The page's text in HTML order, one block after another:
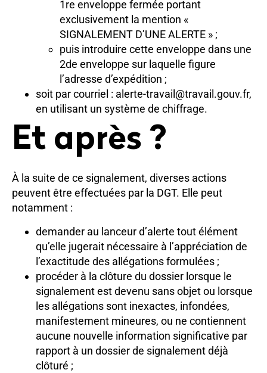
1re enveloppe fermée portant
exclusivement la mention «
SIGNALEMENT D’UNE ALERTE » ;
puis introduire cette enveloppe dans une
2de enveloppe sur laquelle figure
l’adresse d’expédition ;
soit par courriel : alerte-travail@travail.gouv.fr,
en utilisant un système de chiffrage.
Et après ?
À la suite de ce signalement, diverses actions
peuvent être effectuées par la DGT. Elle peut
notamment :
demander au lanceur d’alerte tout élément
qu’elle jugerait nécessaire à l’appréciation de
l’exactitude des allégations formulées ;
procéder à la clôture du dossier lorsque le
signalement est devenu sans objet ou lorsque
les allégations sont inexactes, infondées,
manifestement mineures, ou ne contiennent
aucune nouvelle information significative par
rapport à un dossier de signalement déjà
clôturé ;